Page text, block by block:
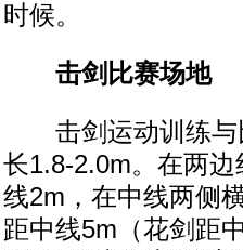
时候。
击剑比赛场地
击剑运动训练与
长1.8-2.0m。在两
线2m，在中线两侧
距中线5m（花剑距